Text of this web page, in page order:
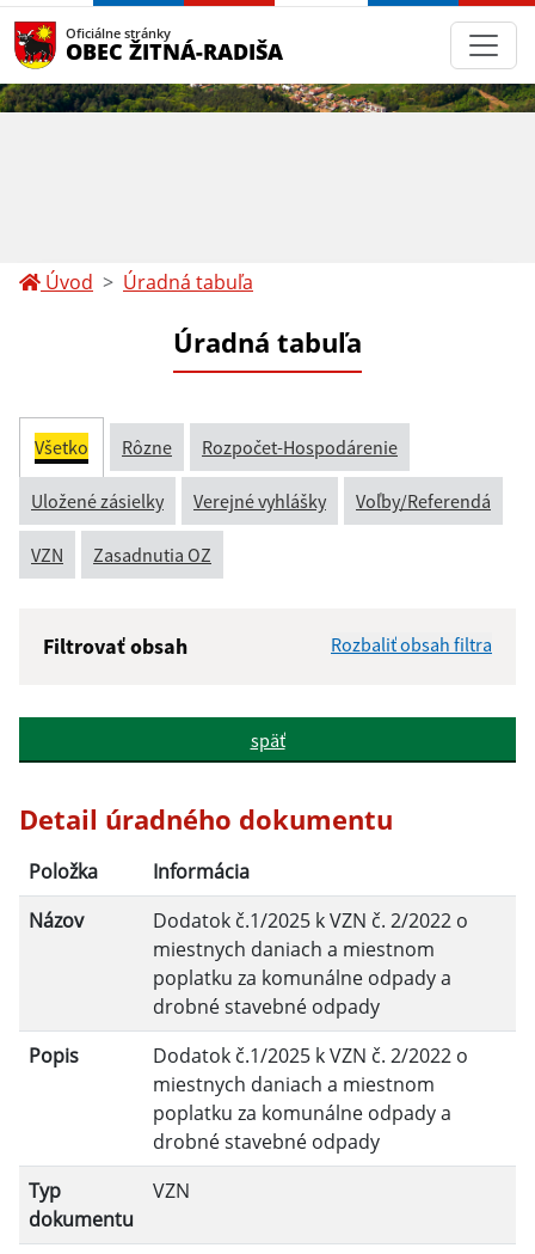
Oficiálne stránky
OBEC ŽITNÁ-RADIŠA
Úvod Úradná tabuľa
Úradná tabuľa
Všetko Rôzne Rozpočet-Hospodárenie
Uložené zásielky Verejné vyhlášky Voľby/Referendá
VZN Zasadnutia OZ
Filtrovať obsah Rozbaliť obsah filtra
Popis:
Dátum zverejnenia do:
Filtrovať Reset
späť
Detail úradného dokumentu
Položka
Informácia
Názov
Dodatok č.1/2025 k VZN č. 2/2022 o
miestnych daniach a miestnom
poplatku za komunálne odpady a
drobné stavebné odpady
Popis
Dodatok č.1/2025 k VZN č. 2/2022 o
miestnych daniach a miestnom
poplatku za komunálne odpady a
drobné stavebné odpady
Typ
dokumentu
VZN